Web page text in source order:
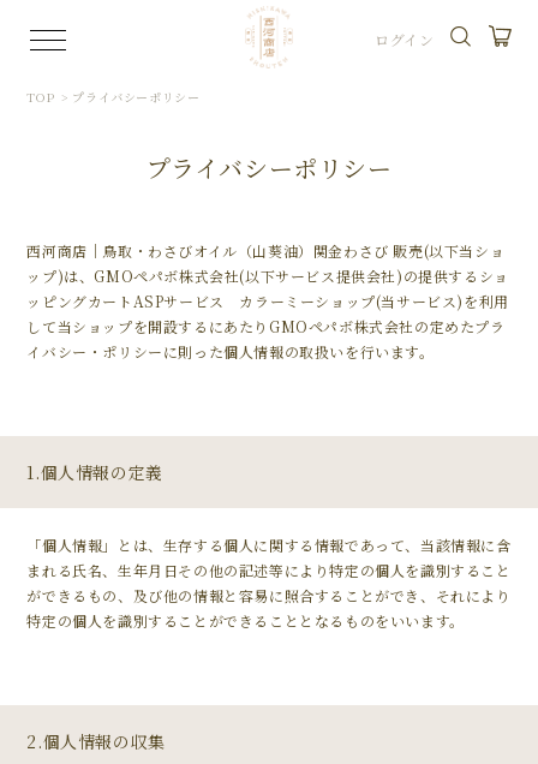
ログイン
TOP > プライバシーポリシー
プライバシーポリシー
西河商店｜鳥取・わさびオイル（山葵油）関金わさび 販売(以下当ショ
ップ)は、 GMOペパボ株式会社(以下サービス提供会社)の提供するショ
ッピングカートASPサービス カラーミーショップ(当サービス)を利用
して当ショップを開設するにあたりGMOペパボ株式会社の定めたプラ
イバシー・ポリシーに則った個人情報の取扱いを行います。
1.個人情報の定義
「個人情報」とは、生存する個人に関する情報であって、当該情報に含
まれる氏名、生年月日その他の記述等により特定の個人を識別すること
ができるもの、及び他の情報と容易に照合することができ、それにより
特定の個人を識別することができることとなるものをいいます。
2.個人情報の収集